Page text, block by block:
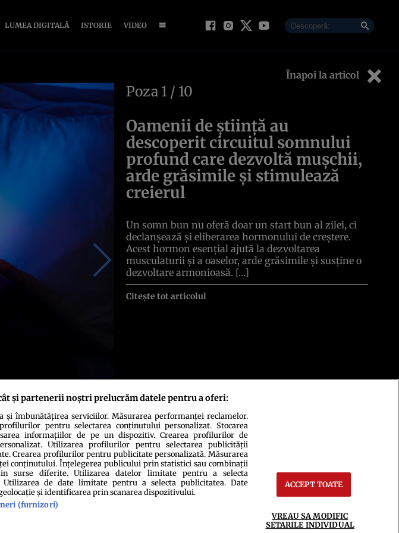
LUMEA DIGITALĂ ISTORIE VIDEO
Înapoi la articol
Poza 1 / 10
Oamenii de știință au
descoperit circuitul somnului
profund care dezvoltă mușchii,
arde grăsimile și stimulează
creierul
Un somn bun nu oferă doar un start bun al zilei, ci
declanșează și eliberarea hormonului de creștere.
Acest hormon esențial ajută la dezvoltarea
musculaturii și a oaselor, arde grăsimile și susține o
dezvoltare armonioasă. […]
Citește tot articolul
şi condiţiiEchipa redacțională
și partenerii noștri prelucrăm datele pentru a oferi:
și îmbunătățirea serviciilor. Măsurarea performanței reclamelor.
pentru selectarea conținutului personalizat. Stocarea
informațiilor de pe un dispozitiv. Crearea profilurilor de
Utilizarea profilurilor pentru selectarea publicității
Crearea profilurilor pentru publicitate personalizată. Măsurarea
conținutului. Înțelegerea publicului prin statistici sau combinații
surse diferite. Utilizarea datelor limitate pentru a selecta
Utilizarea de date limitate pentru a selecta publicitatea. Date
și identificarea prin scanarea dispozitivului.
(furnizori)
ACCEPT TOATE
VREAU SA MODIFIC
SETARILE INDIVIDUAL